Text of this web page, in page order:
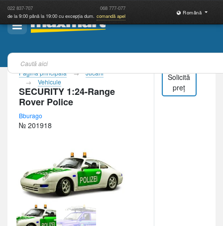
022 837-707 068 777-077
de la 9:00 până la 19:00 cu excepția dum. comandă apel
Română
Pagina principală
Jucării
Vehicule
SECURITY 1:24-Range
Rover Police
Bburago
№ 201918
Solicită
preț